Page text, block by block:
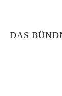
DAS